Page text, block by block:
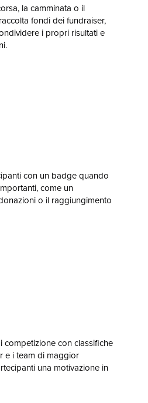
la camminata o il
fondi dei fundraiser,
i propri risultati e
con un badge quando
come un
o il raggiungimento
con classifiche
e i team di maggior
una motivazione in